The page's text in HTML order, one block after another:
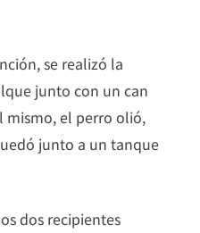
se realizó la
junto con un can
mismo, el perro olió,
junto a un tanque
dos recipientes